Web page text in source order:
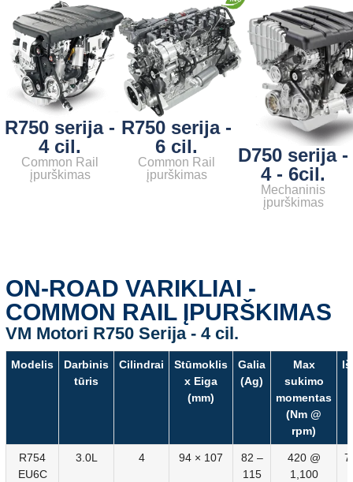
R750 serija -
4 cil.
Common Rail
įpurškimas
R750 serija -
6 cil.
Common Rail
įpurškimas
D750 serija -
4 - 6cil.
Mechaninis
įpurškimas
ON-ROAD VARIKLIAI -
COMMON RAIL ĮPURŠKIMAS
VM Motori R750 Serija - 4 cil.
Modelis
Darbinis
tūris
Cilindrai
Stūmoklis
x Eiga
(mm)
Galia
(Ag)
Max
sukimo
momentas
(Nm @
rpm)
R754
EU6C
3.0L 4 94 × 107
82 –
115
420 @
1,100